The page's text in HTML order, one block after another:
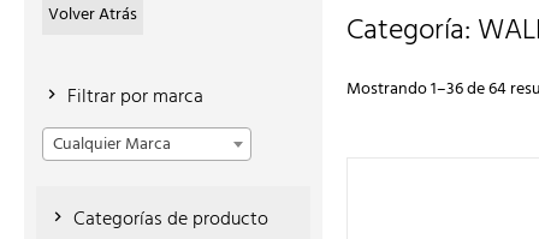
Categoría:
Mostrando 1–36 de 64
Volver Atrás
Filtrar por marca
Cualquier Marca
Categorías de producto